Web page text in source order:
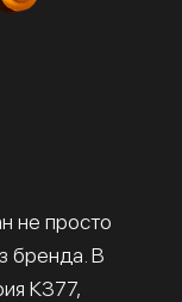
не просто
бренда. В
К377,